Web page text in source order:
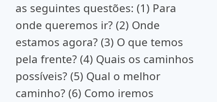
as seguintes questões: (1) Para
onde queremos ir? (2) Onde
estamos agora? (3) O que temos
pela frente? (4) Quais os caminhos
possíveis? (5) Qual o melhor
caminho? (6) Como iremos